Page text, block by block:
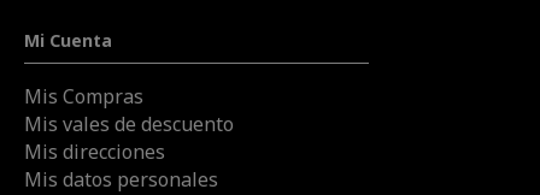
Mi Cuenta
Mis Compras
Mis vales de descuento
Mis direcciones
Mis datos personales